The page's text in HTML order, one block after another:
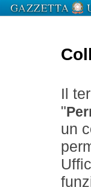
Il
"
un